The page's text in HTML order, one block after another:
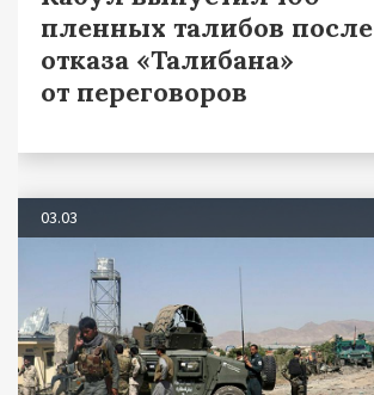
пленных талибов после
отказа «Талибана»
от переговоров
03.03